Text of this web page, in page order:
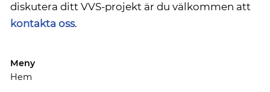
diskutera ditt VVS-projekt är du välkommen att
kontakta oss.
Meny
Hem